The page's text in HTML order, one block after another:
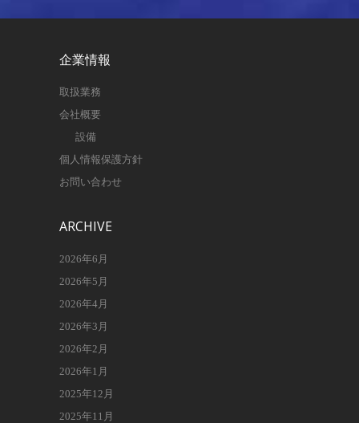
企業情報
取扱業務
会社概要
設備
個人情報保護方針
お問い合わせ
ARCHIVE
2026年6月
2026年5月
2026年4月
2026年3月
2026年2月
2026年1月
2025年12月
2025年11月